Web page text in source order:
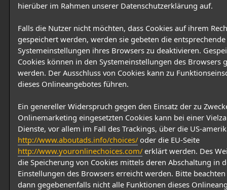
hierüber im Rahmen unserer Datenschutzerklärung auf.
Falls die Nutzer nicht möchten, dass Cookies auf ihrem
gespeichert werden, werden sie gebeten die
Systemeinstellungen ihres Browsers zu deaktivieren.
Cookies können in den Systemeinstellungen des Browsers
werden. Der Ausschluss von Cookies kann zu
dieses Onlineangebotes führen.
Ein genereller Widerspruch gegen den Einsatz der zu
Onlinemarketing eingesetzten Cookies kann bei einer
Dienste, vor allem im Fall des Trackings, über die US-
http://www.aboutads.info/choices/oder die EU-Seite
http://www.youronlinechoices.com/erklärt werden. Des
die Speicherung von Cookies mittels deren Abschaltung in
Einstellungen des Browsers erreicht werden. Bitte beachten
dann gegebenenfalls nicht alle Funktionen dieses